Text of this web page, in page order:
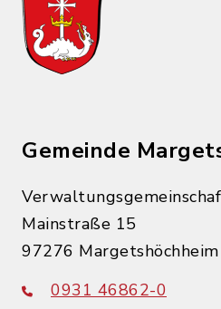
Gemeinde
Mainstraße 15
97276 Margetshöchheim
0931 46862-0